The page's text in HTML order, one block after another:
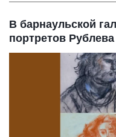
В барнаульской
портретов Рублева